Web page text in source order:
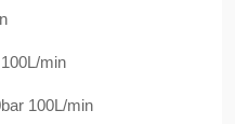
min
100L/min